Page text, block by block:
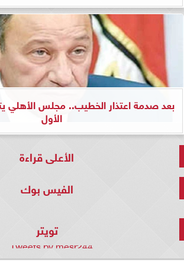
بعد صدمة اعتذار الخطيب.. مجلس الأهلي
الأول
الأعلى قراءة
الفيس بوك
تويتر
Tweets by mesr244